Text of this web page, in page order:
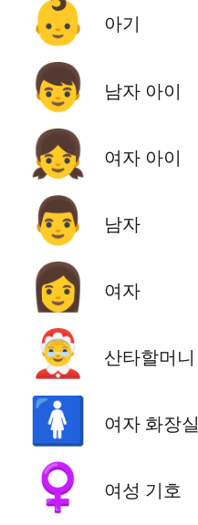
👶 아기
👦 남자 아이
👧 여자 아이
👨 남자
👩 여자
🤶 산타할머니
🚺 여자 화장실
♀️ 여성 기호